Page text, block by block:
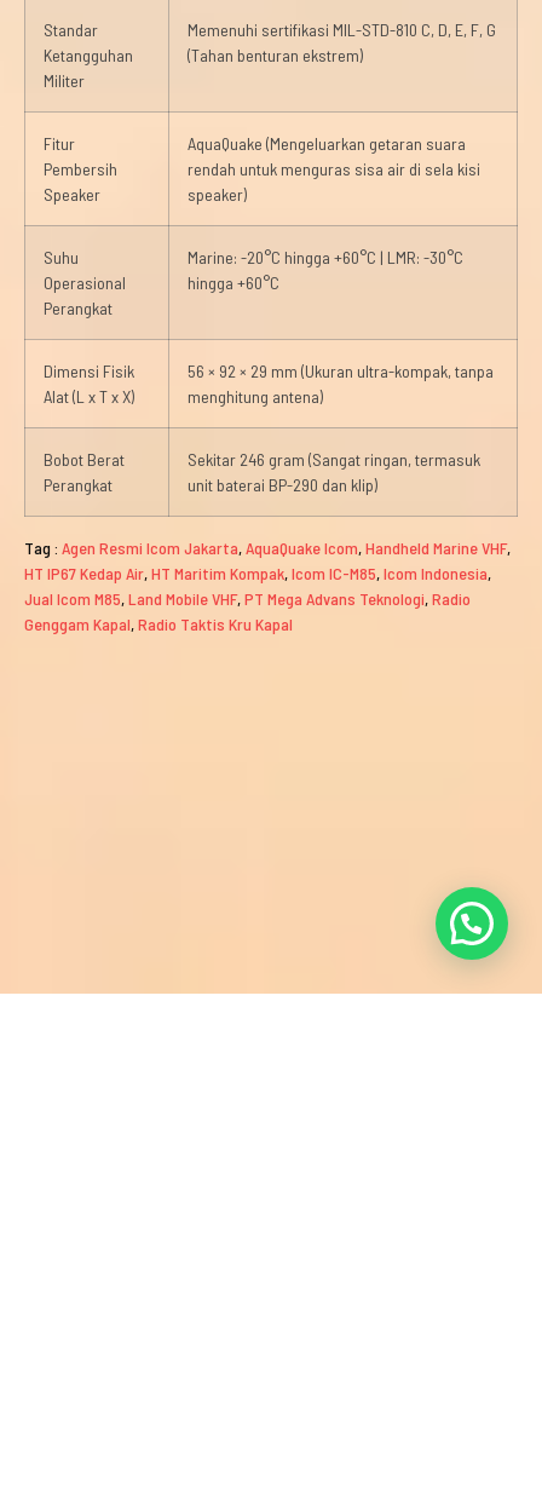
Standar
Ketangguhan
Militer
Memenuhi sertifikasi MIL-STD-810 C, D, E, F, G
(Tahan benturan ekstrem)
Fitur
Pembersih
Speaker
AquaQuake (Mengeluarkan getaran suara
rendah untuk menguras sisa air di sela kisi
speaker)
Suhu
Operasional
Perangkat
Marine: -20°C hingga +60°C | LMR: -30°C
hingga +60°C
Dimensi Fisik
Alat (L x T x X)
56 × 92 × 29 mm (Ukuran ultra-kompak, tanpa
menghitung antena)
Bobot Berat
Perangkat
Sekitar 246 gram (Sangat ringan, termasuk
unit baterai BP-290 dan klip)
Tag : Agen Resmi Icom Jakarta,AquaQuake Icom,Handheld Marine VHF,
HT IP67 Kedap Air,HT Maritim Kompak,Icom IC-M85,Icom Indonesia,
Jual Icom M85,Land Mobile VHF,PT Mega Advans Teknologi,Radio
Genggam Kapal,Radio Taktis Kru Kapal